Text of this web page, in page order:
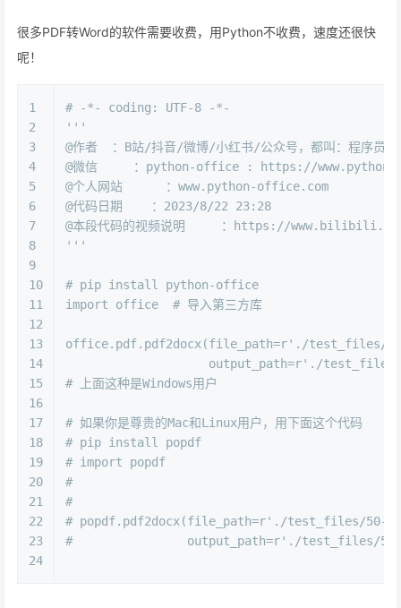
很多PDF转Word的软件需要收费，用Python不收费，速度还很快
呢！
1
2
3
4
5
6
7
8
9
10
11
12
13
14
15
16
17
18
19
20
21
22
23
24
# -*- coding: UTF-8 -*-
'''
@作者  ：B站/抖音/微博/小红书/公众号，都叫：程序员晚
@微信     ：python-office : https://
@个人网站      ：www.python-office.com
@代码日期    ：2023/8/22 23:28
@本段代码的视频说明     ：https://
'''
# pip install python-office
import office # 导入第三方库
office.pdf.pdf2docx(file_path=r'./test_files/
                    output_path=
r'./test_files/
# 上面这种是Windows用户
# 如果你是尊贵的Mac和Linux用户，用下面这个代码
# pip install popdf
# import popdf
#
#
# popdf.pdf2docx(file_path=r'./test_files/50-
#                output_path=r'./test_files/50-